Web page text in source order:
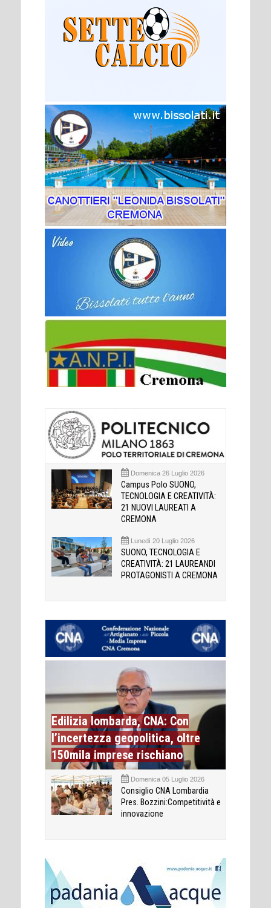
Domenica 26 Luglio 2026
Campus Polo SUONO,
TECNOLOGIA E CREATIVITÀ:
21 NUOVI LAUREATI A
CREMONA
Lunedì 20 Luglio 2026
SUONO, TECNOLOGIA E
CREATIVITÀ: 21 LAUREANDI
PROTAGONISTI A CREMONA
Edilizia lombarda, CNA: Con
l’incertezza geopolitica, oltre
150mila imprese rischiano
Domenica 05 Luglio 2026
Consiglio CNA Lombardia
Pres. Bozzini:Competitività e
innovazione